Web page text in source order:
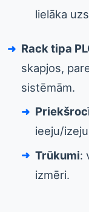
lielāka
Rack tipa
skapjos,
sistēmām.
ieeju/
Trūkumi:
izmēri.